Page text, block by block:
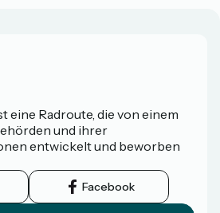
eine Radroute, die von einem
und ihrer
entwickelt und beworben
Facebook